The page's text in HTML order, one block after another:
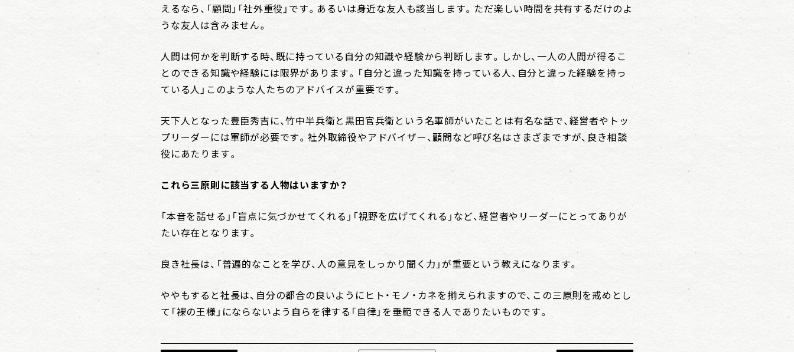
えるなら、「顧問」「社外重役」です。あるいは身近な友人も該当します。ただ楽しい時間を共有するだけのよ
うな友人は含みません。
人間は何かを判断する時、既に持っている自分の知識や経験から判断します。しかし、一人の人間が得るこ
とのできる知識や経験には限界があります。「自分と違った知識を持っている人、自分と違った経験を持っ
ている人」このような人たちのアドバイスが重要です。
天下人となった豊臣秀吉に、竹中半兵衛と黒田官兵衛という名軍師がいたことは有名な話で、経営者やトッ
プリーダーには軍師が必要です。社外取締役やアドバイザー、顧問など呼び名はさまざまですが、良き相談
役にあたります。
これら三原則に該当する人物はいますか？
「本音を話せる」「盲点に気づかせてくれる」「視野を広げてくれる」など、経営者やリーダーにとってありが
たい存在となります。
良き社長は、「普遍的なことを学び、人の意見をしっかり聞く力」が重要という教えになります。
ややもすると社長は、自分の都合の良いようにヒト・モノ・カネを揃えられますので、この三原則を戒めとし
て「裸の王様」にならないよう自らを律する「自律」を垂範できる人でありたいものです。